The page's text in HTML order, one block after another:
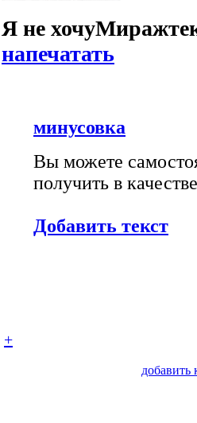
Я не хочуМираж
напечатать
минусовка
Вы можете
получить в
Добавить текст
+
добавить